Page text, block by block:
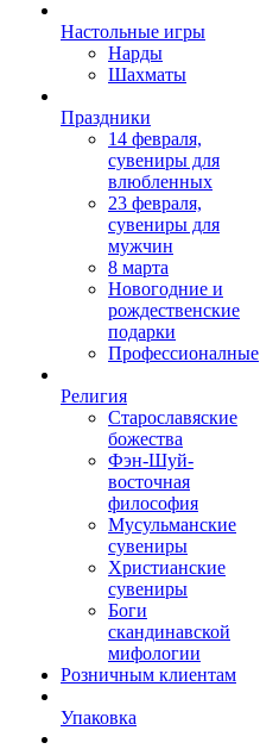
Настольные игры
Нарды
Шахматы
Праздники
14 февраля,
сувениры для
влюбленных
23 февраля,
сувениры для
мужчин
8 марта
Новогодние и
рождественские
подарки
Профессионалные
Религия
Старославяские
божества
Фэн-Шуй-
восточная
философия
Мусульманские
сувениры
Христианские
сувениры
Боги
скандинавской
мифологии
Розничным клиентам
Упаковка